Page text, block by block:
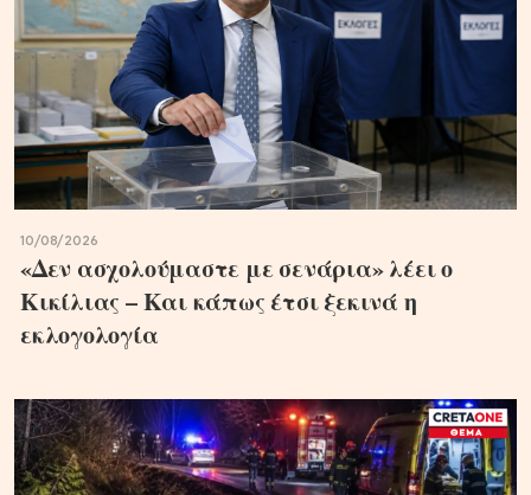
10/08/2026
«Δεν ασχολούμαστε με σενάρια» λέει ο
Κικίλιας – Και κάπως έτσι ξεκινά η
εκλογολογία